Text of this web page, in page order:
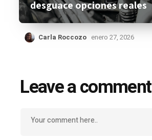
desguace opciones reales
Carla Roccozo enero 27, 2026
Leave a comment